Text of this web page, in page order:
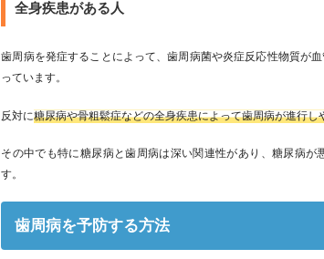
全身疾患がある人
歯周病を発症することによって、歯周病菌や炎症反応性物質が
っています。
反対に糖尿病や骨粗鬆症などの全身疾患によって歯周病が進行し
その中でも特に糖尿病と歯周病は深い関連性があり、糖尿病
す。
歯周病を予防する方法